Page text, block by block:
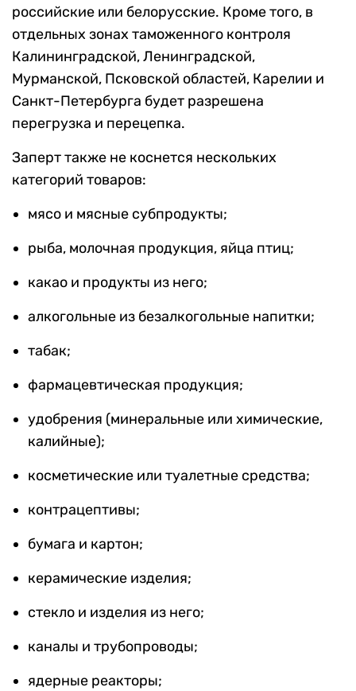
российские или белорусские. Кроме того, в
отдельных зонах таможенного контроля
Калининградской, Ленинградской,
Мурманской, Псковской областей, Карелии и
Санкт-Петербурга будет разрешена
перегрузка и перецепка.
Заперт также не коснется нескольких
категорий товаров:
мясо и мясные субпродукты;
рыба, молочная продукция, яйца птиц;
какао и продукты из него;
алкогольные из безалкогольные напитки;
табак;
фармацевтическая продукция;
удобрения (минеральные или химические,
калийные);
косметические или туалетные средства;
контрацептивы;
бумага и картон;
керамические изделия;
стекло и изделия из него;
каналы и трубопроводы;
ядерные реакторы;